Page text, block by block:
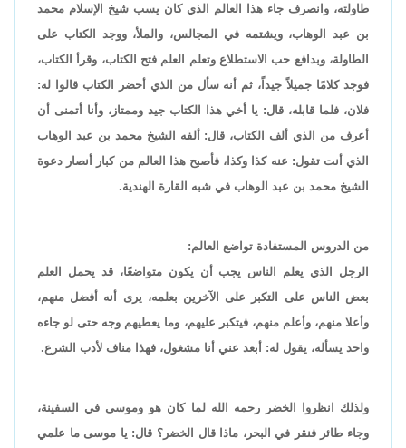
طاولته، وانصرف جاء هذا العالم الذي كان يسب شيخ الإسلام محمد
بن عبد الوهاب، ويشتمه في المجالس، والملأ، ووجد الكتاب على
الطاولة، وبدافع حب الاستطلاع وتعلم العلم فتح الكتاب، وقرأ الكتاب،
فوجد كلامًا جميلاً جيداً، ثم أنه سأل من الذي أحضر الكتاب قالوا له:
فلان، فلما قابله، قال: يا أخي هذا الكتاب جيد وممتاز، وأنا أتمنى أن
أعرف من الذي ألف الكتاب، قال: ألفه الشيخ محمد بن عبد الوهاب
الذي أنت تقول: عنه كذا وكذا، فأصبح هذا العالم من كبار أنصار دعوة
الشيخ محمد بن عبد الوهاب في شبه القارة الهندية.
من الدروس المستفادة تواضع العالم:
الرجل الذي يعلم الناس يجب أن يكون متواضعًا، قد يحمل العلم
بعض الناس على التكبر على الآخرين بعلمه، يرى أنه أفضل منهم،
وأعلا منهم، وأعلم منهم، فيتكبر عليهم، وما يعطيهم وجه حتى لو جاءه
واحد يسأله، يقول له: أبعد عني أنا مشغول، فهذا مناف لأدب الشرع.
ولذلك انظروا الخضر رحمه الله لما كان هو وموسى في السفينة،
وجاء طائر فنقر في البحر، ماذا قال الخضر؟ قال: يا موسى ما علمي